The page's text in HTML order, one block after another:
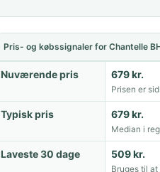
Pris- og købssignaler for Chantelle
Nuværende pris 679 kr.
Prisen er
Typisk pris 679 kr.
Median i
Laveste 30 dage 509 kr.
Bruges til